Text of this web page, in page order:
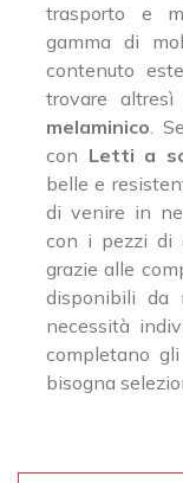
trasporto e
gamma di
contenuto
trovare
melaminico.
con Letti a
belle e
di venire in
con i pezzi di
grazie alle
disponibili da
necessità
completano
bisogna